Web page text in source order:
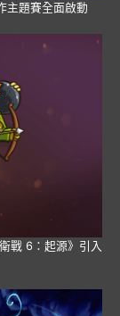
主題賽全面啟動
戰 6：起源》引入